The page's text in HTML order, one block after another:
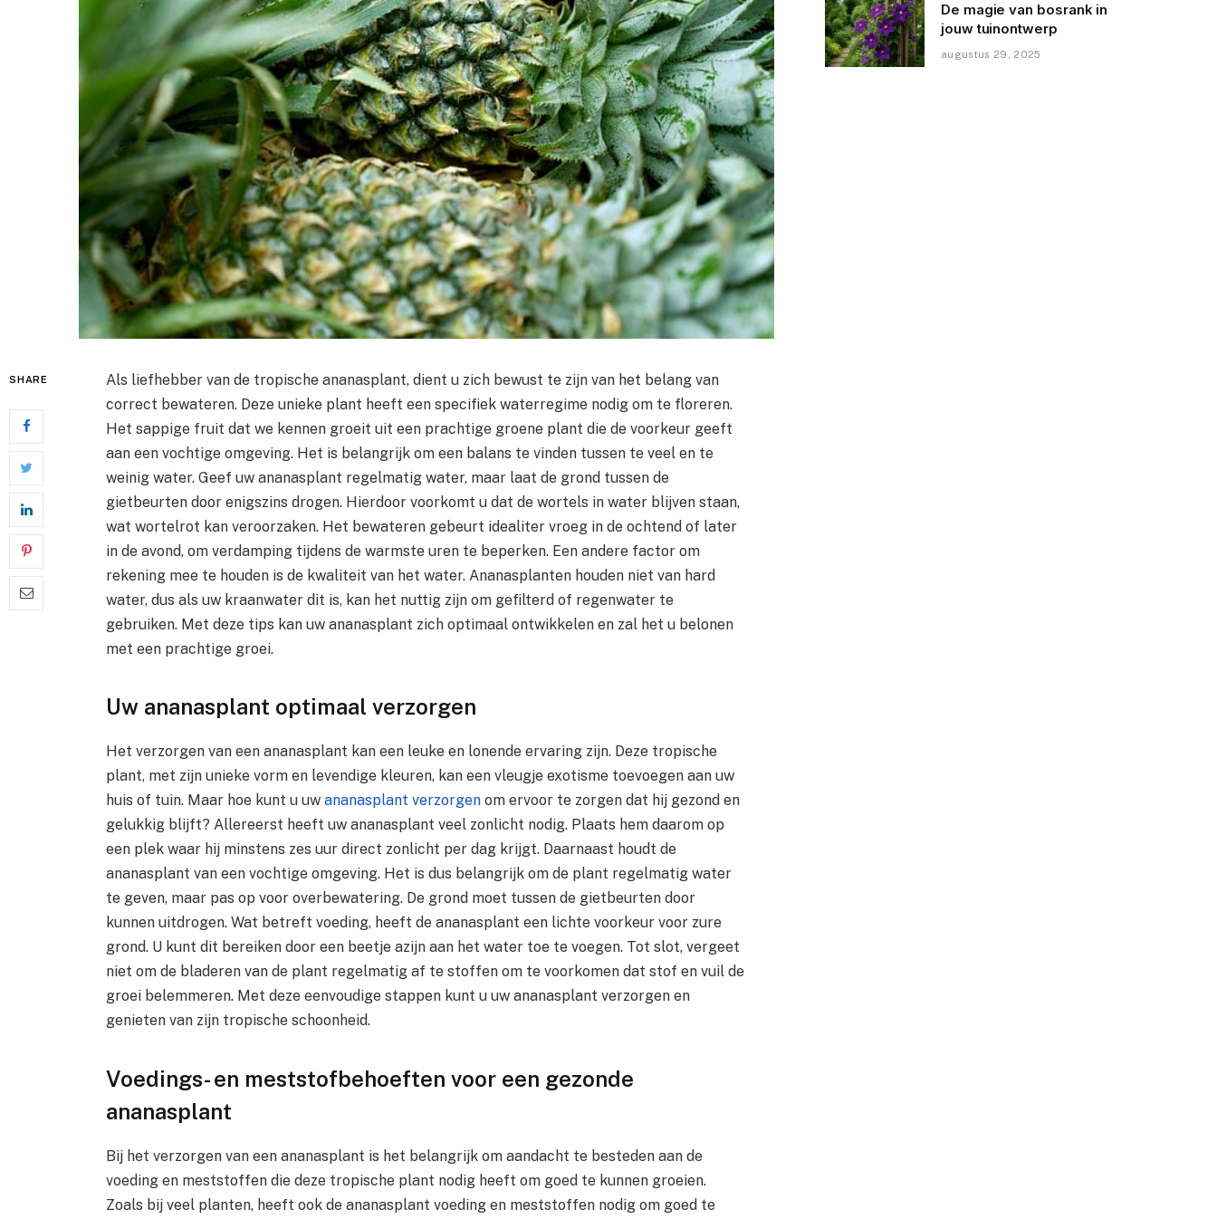
SHARE
Als liefhebber van de tropische ananasplant, dient u zich bewust te zijn van het belang van
correct bewateren. Deze unieke plant heeft een specifiek waterregime nodig om te floreren.
Het sappige fruit dat we kennen groeit uit een prachtige groene plant die de voorkeur geeft
aan een vochtige omgeving. Het is belangrijk om een balans te vinden tussen te veel en te
weinig water. Geef uw ananasplant regelmatig water, maar laat de grond tussen de
gietbeurten door enigszins drogen. Hierdoor voorkomt u dat de wortels in water blijven staan,
wat wortelrot kan veroorzaken. Het bewateren gebeurt idealiter vroeg in de ochtend of later
in de avond, om verdamping tijdens de warmste uren te beperken. Een andere factor om
rekening mee te houden is de kwaliteit van het water. Ananasplanten houden niet van hard
water, dus als uw kraanwater dit is, kan het nuttig zijn om gefilterd of regenwater te
gebruiken. Met deze tips kan uw ananasplant zich optimaal ontwikkelen en zal het u belonen
met een prachtige groei.
Uw ananasplant optimaal verzorgen
Het verzorgen van een ananasplant kan een leuke en lonende ervaring zijn. Deze tropische
plant, met zijn unieke vorm en levendige kleuren, kan een vleugje exotisme toevoegen aan uw
huis of tuin. Maar hoe kunt u uwananasplant verzorgen om ervoor te zorgen dat hij gezond en
gelukkig blijft? Allereerst heeft uw ananasplant veel zonlicht nodig. Plaats hem daarom op
een plek waar hij minstens zes uur direct zonlicht per dag krijgt. Daarnaast houdt de
ananasplant van een vochtige omgeving. Het is dus belangrijk om de plant regelmatig water
te geven, maar pas op voor overbewatering. De grond moet tussen de gietbeurten door
kunnen uitdrogen. Wat betreft voeding, heeft de ananasplant een lichte voorkeur voor zure
grond. U kunt dit bereiken door een beetje azijn aan het water toe te voegen. Tot slot, vergeet
niet om de bladeren van de plant regelmatig af te stoffen om te voorkomen dat stof en vuil de
groei belemmeren. Met deze eenvoudige stappen kunt u uw ananasplant verzorgen en
genieten van zijn tropische schoonheid.
Voedings- en meststofbehoeften voor een gezonde
ananasplant
Bij het verzorgen van een ananasplant is het belangrijk om aandacht te besteden aan de
voeding en meststoffen die deze tropische plant nodig heeft om goed te kunnen groeien.
Zoals bij veel planten, heeft ook de ananasplant voeding en meststoffen nodig om goed te
De magie van bosrank in
jouw tuinontwerp
augustus 29, 2025